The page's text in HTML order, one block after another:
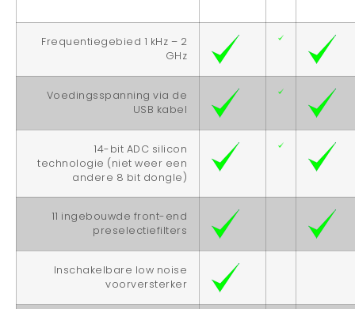
Frequentiegebied 1 kHz – 2
GHz
Voedingsspanning via de
USB kabel
14-bit ADC silicon
technologie (niet weer een
andere 8 bit dongle)
11 ingebouwde front-end
preselectiefilters
Inschakelbare low noise
voorversterker